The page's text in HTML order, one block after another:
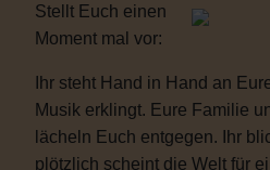
Stellt Euch einen
Moment mal vor:
Ihr steht Hand in Hand an
Musik erklingt. Eure Familie
lächeln Euch entgegen. Ihr
plötzlich scheint die Welt für